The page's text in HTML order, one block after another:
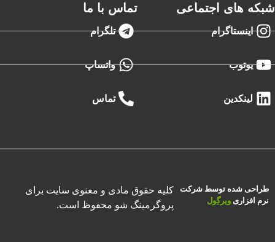
شبکه های اجتماعی
اینستاگرام
یوتوب
لینکدین
تماس با ما
تلگرام
واتساپ
تماس
طراحی شده توسط شرکت
نرم افزاری ویرگول
کلیه حقوق مادی و معنوی سایت برای
پروگرمینگ شو محفوظ است.